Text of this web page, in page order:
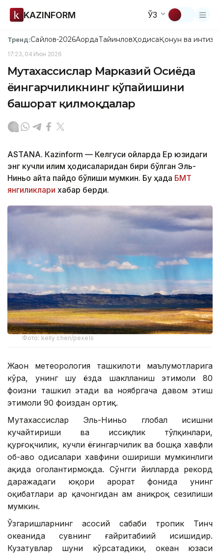
KAZINFORM ЎЗ
Тренд:Сайлов-2026АқордаТайинловҲодисаҚонун ва
17:23, 04 Июн 2026
Мутахассислар Марказий Осиёда
ёғингарчиликнинг кўпайишини
башорат қилмоқдалар
ASTANА. Кazinform — Келгуси ойларда Ер юзидаги
энг кучли иқлим ҳодисаларидан бири бўлган Эль-
Ниньо қайта пайдо бўлиши мумкин. Бу ҳақда БМТ
янгиликлари хабар берди.
Фото: kelly chen/pexels
Жаҳон метеорология ташкилоти маълумотларига
кўра, унинг шу ёзда шаклланиш эҳтимоли 80
фоизни ташкил этади ва ноябргача давом этиш
эҳтимоли 90 фоиздан ортиқ.
Мутахассислар Эль-Ниньо глобал исишни
кучайтириши ва иссиқлик тўлқинлари,
қурғоқчилик, кучли ёғингарчилик ва бошқа хавфли
об-ҳаво ҳодисалари хавфини ошириши мумкинлиги
ҳақида огоҳлантирмоқда. Сўнгги йилларда рекорд
даражадаги юқори ҳарорат фонида унинг
оқибатлари ҳар қачонгидан ҳам аниқроқ сезилиши
мумкин.
Ўзгаришларнинг асосий сабаби тропик Тинч
океанида сувнинг ғайритабиий исишидир.
Кузатувлар шуни кўрсатадики, океан юзаси